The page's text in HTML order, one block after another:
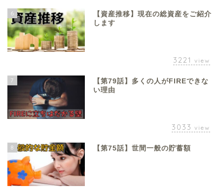
6
【資産推移】現在の総資産をご紹介
します
3221 view
7
【第79話】多くの人がFIREできな
い理由
3033 view
8 【第75話】世間一般の貯蓄額